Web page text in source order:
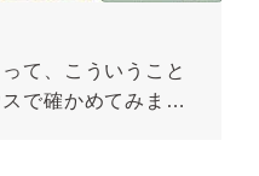
て、こういうこと
で確かめてみませ